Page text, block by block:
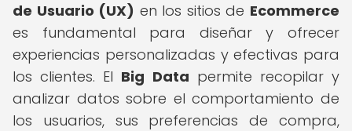
de Usuario (UX) en los sitios de Ecommerce
es fundamental para diseñar y ofrecer
experiencias personalizadas y efectivas para
los clientes. El Big Data permite recopilar y
analizar datos sobre el comportamiento de
los usuarios, sus preferencias de compra,